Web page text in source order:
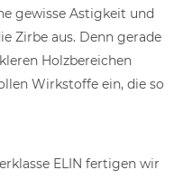
gewisse Astigkeit und
Zirbe aus. Denn gerade
Holzbereichen
Wirkstoffe ein, die so
ELIN fertigen wir